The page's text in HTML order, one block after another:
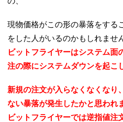
現物価格がこの形の暴落をする
をした人がいるのかもしれませ
ビットフライヤーはシステム面
注の際にシステムダウンを起こ
新規の注文が入らなくなくなり
ない暴落が発生したかと思われ
ビットフライヤーでは逆指値注